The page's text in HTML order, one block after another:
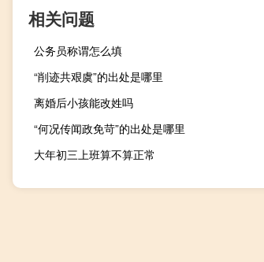
相关问题
公务员称谓怎么填
“削迹共艰虞”的出处是哪里
离婚后小孩能改姓吗
“何况传闻政免苛”的出处是哪里
大年初三上班算不算正常